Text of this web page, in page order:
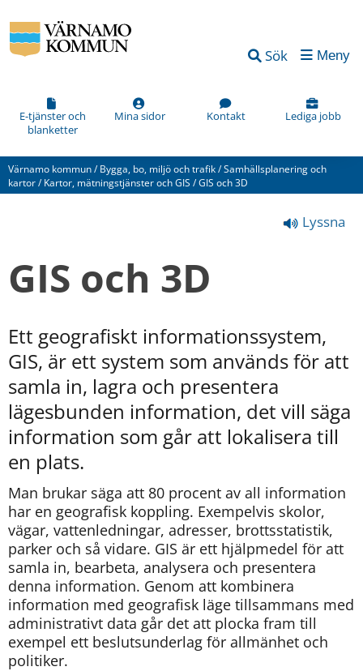
Sök Meny
E-tjänster och
blanketter
Mina sidor Kontakt Lediga jobb
Värnamo kommun/ Bygga, bo, miljö och trafik/Samhällsplanering och
kartor/ Kartor, mätningstjänster och GIS /GIS och 3D
Lyssna
GIS och 3D
Ett geografiskt informationssystem,
GIS, är ett system som används för att
samla in, lagra och presentera
lägesbunden information, det vill säga
information som går att lokalisera till
en plats.
Man brukar säga att 80 procent av all information
har en geografisk koppling. Exempelvis skolor,
vägar, vattenledningar, adresser, brottsstatistik,
parker och så vidare. GIS är ett hjälpmedel för att
samla in, bearbeta, analysera och presentera
denna information. Genom att kombinera
information med geografisk läge tillsammans med
administrativt data går det att plocka fram till
exempel ett beslutsunderlag för allmänhet och
politiker.
Vad
kan
förbättra
den
här
(obligatorisk)
Hur
kan
vi
göra
informationen
bättre
dig?
Webbadress
till
sidan
bifogas
meddelandet.